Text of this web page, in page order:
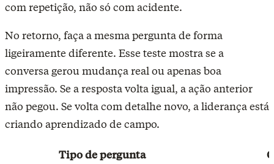
com repetição, não só com acidente.
No retorno, faça a mesma pergunta de forma
ligeiramente diferente. Esse teste mostra se a
conversa gerou mudança real ou apenas boa
impressão. Se a resposta volta igual, a ação anterior
não pegou. Se volta com detalhe novo, a liderança está
criando aprendizado de campo.
Tipo de pergunta